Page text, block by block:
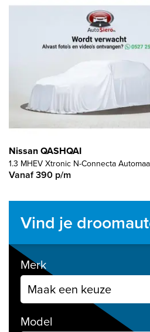
Nissan QASHQAI
1.3 MHEV Xtronic N-Connecta
Vanaf 390 p/m
Vind je
Merk
Model